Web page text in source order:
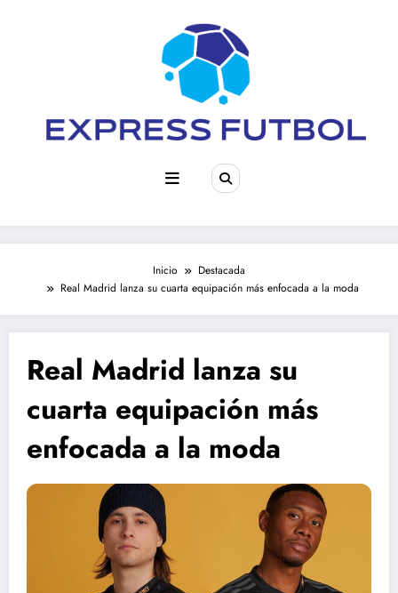
Inicio
Destacada
Real Madrid lanza su cuarta equipación más enfocada a la moda
Real Madrid lanza su
cuarta equipación más
enfocada a la moda